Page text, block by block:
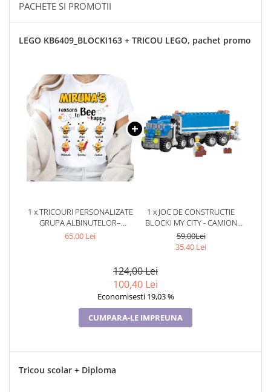
PACHETE SI PROMOTII
LEGO KB6409_BLOCKI163 + TRICOU LEGO, pachet promo
1 x TRICOURI PERSONALIZATE
GRUPA ALBINUTELOR–
COLECTIVUL CURCUBEU AL
65,00 Lei
1 x JOC DE CONSTRUCTIE
BLOCKI MY CITY - CAMION
(163 PIESE)
59,00Lei
35,40 Lei
124,00 Lei
100,40 Lei
Economisesti 19,03 %
CUMPARA-LE IMPREUNA
Tricou scolar + Diploma